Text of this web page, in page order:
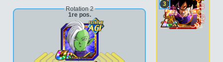
Rotation 2
1re pos.
2e pos.
3